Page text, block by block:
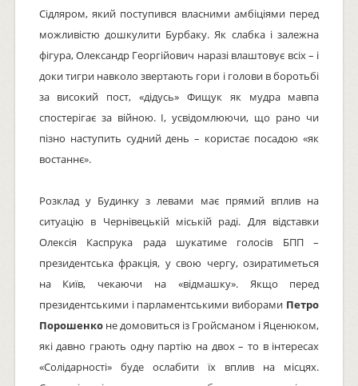
Сідляром, який поступився власними амбіціями перед
можливістю дошкулити Бурбаку. Як слабка і залежна
фігура, Олександр Георгійович наразі влаштовує всіх – і
доки тигри навколо звертають гори і голови в боротьбі
за високий пост, «дідусь» Фищук як мудра мавпа
спостерігає за війною. І, усвідомлюючи, що рано чи
пізно наступить судний день – користає посадою «як
востаннє».
Розклад у Будинку з левами має прямий вплив на
ситуацію в Чернівецькій міській раді. Для відставки
Олексія Каспрука рада шукатиме голосів БПП –
президентська фракція, у свою чергу, озиратиметься
на Київ, чекаючи на «відмашку». Якщо перед
президентськими і парламентськими виборами Петро
Порошенконе домовиться із Гройсманом і Яценюком,
які давно грають одну партію на двох – то в інтересах
«Солідарності» буде ослабити їх вплив на місцях.